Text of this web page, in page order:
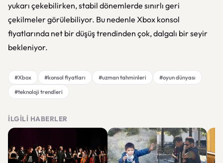
yukarı çekebilirken, stabil dönemlerde sınırlı geri
çekilmeler görülebiliyor. Bu nedenle Xbox konsol
fiyatlarında net bir düşüş trendinden çok, dalgalı bir seyir
bekleniyor.
#Xbox #konsol fiyatları #uzman tahminleri
#oyun dünyası
#teknoloji trendleri
İLGILI HABERLER